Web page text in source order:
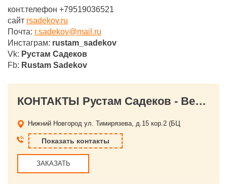
конт.телефон +79519036521
сайт rsadekov.ru
Почта: r.sadekov@mail.ru
Инстаграм: rustam_sadekov
Vk: Рустам Садеков
Fb: Rustam Sadekov
КОНТАКТЫ Рустам Садеков - Ведущий, что надо! Dj Hit Fm (101.4)! Ведущий БК"НН", МС "The Top Club"
Нижний Новгород ул. Тимирязева, д.15 кор.2 (БЦ
Показать контакты
ЗАКАЗАТЬ